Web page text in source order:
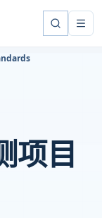
项目